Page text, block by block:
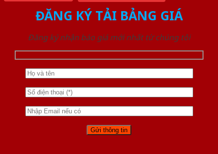
ĐĂNG KÝ TẢI BẢNG GIÁ
Đăng ký nhận báo giá mới nhất từ chúng tôi